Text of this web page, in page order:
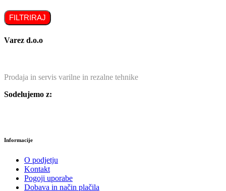
FILTRIRAJ
Varez d.o.o
Prodaja in servis varilne in rezalne tehnike
Sodelujemo z:
Informacije
O podjetju
Kontakt
Pogoji uporabe
Dobava in način plačila